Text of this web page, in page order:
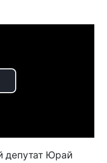
депутат Юрай